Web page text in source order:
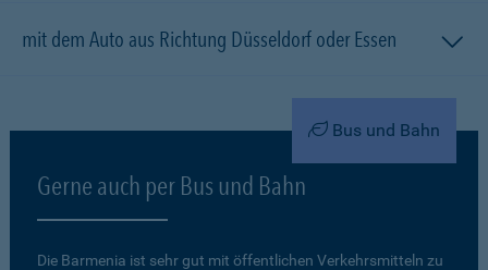
mit dem Auto aus Richtung Düsseldorf oder Essen
Bus und Bahn
Gerne auch per Bus und Bahn
Die Barmenia ist sehr gut mit öffentlichen Verkehrsmitteln zu